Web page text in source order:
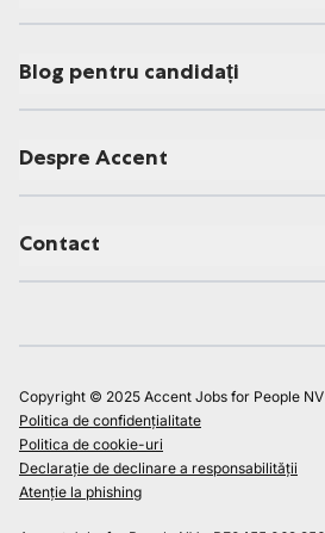
Blog pentru candidați
Despre Accent
Contact
Copyright © 2025 Accent Jobs for People NV
Politica de confidențialitate
Politica de cookie-uri
Declarație de declinare a responsabilității
Atenție la phishing